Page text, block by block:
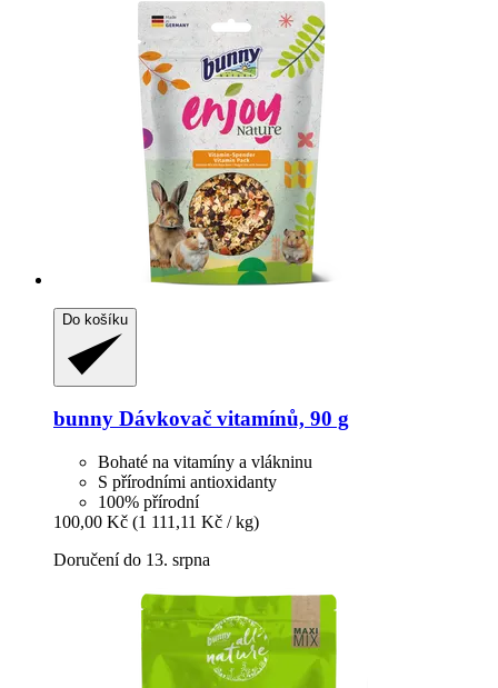
Do košíku
bunny Dávkovač vitamínů, 90 g
Bohaté na vitamíny a vlákninu
S přírodními antioxidanty
100% přírodní
100,00 Kč (1 111,11 Kč / kg)
Doručení do 13. srpna